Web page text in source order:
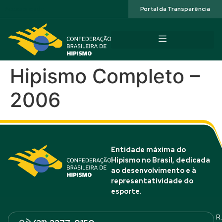
Portal da Transparência
Hipismo Completo –
2006
Entidade máxima do
Hipismo no Brasil, dedicada
ao desenvolvimento e à
representatividade do
esporte.
R.